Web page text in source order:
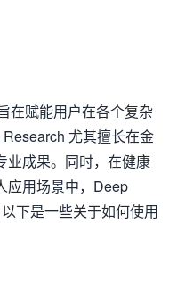
在赋能用户在各个复杂
尤其擅长在金
业成果。同时，在健康
应用场景中，Deep
下是一些关于如何使用